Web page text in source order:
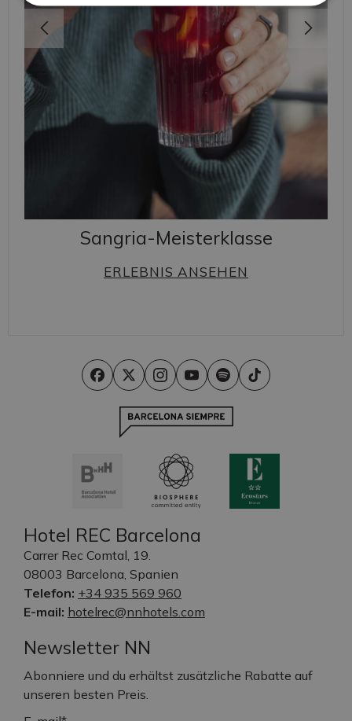
Sangria-Meisterklasse
ERLEBNIS ANSEHEN
Hotel REC Barcelona
Carrer Rec Comtal, 19.
08003 Barcelona, Spanien
Telefon: +34 935 569 960
E-mail: hotelrec@nnhotels.com
Newsletter NN
Abonniere und du erhältst zusätzliche Rabatte auf
unseren besten Preis.